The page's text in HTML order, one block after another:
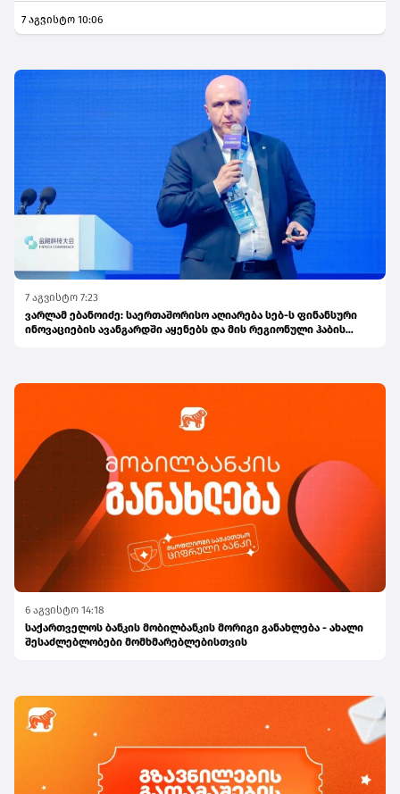
7 აგვისტო 10:06
7 აგვისტო 7:23
ვარლამ ებანოიძე: საერთაშორისო აღიარება სებ-ს ფინანსური
ინოვაციების ავანგარდში აყენებს და მის რეგიონული ჰაბის
6 აგვისტო 14:18
საქართველოს ბანკის მობილბანკის მორიგი განახლება - ახალი
შესაძლებლობები მომხმარებლებისთვის